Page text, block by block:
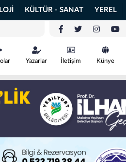
KÜLTÜR - SANAT YEREL
Yazarlar İletişim Künye